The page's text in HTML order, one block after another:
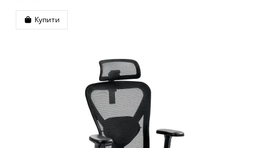
Купити